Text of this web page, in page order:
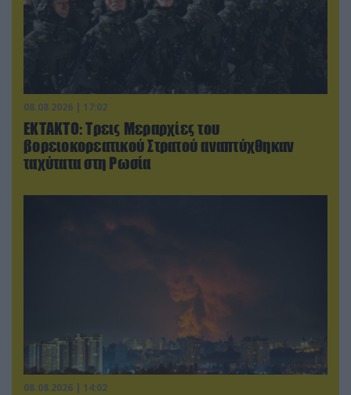
08.08.2026 | 17:02
ΕΚΤΑΚΤΟ: Τρεις Μεραρχίες του
βορειοκορεατικού Στρατού αναπτύχθηκαν
ταχύτατα στη Ρωσία
08.08.2026 | 14:02